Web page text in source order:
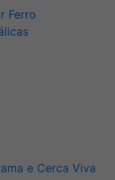
Ferro
e Cerca Viva